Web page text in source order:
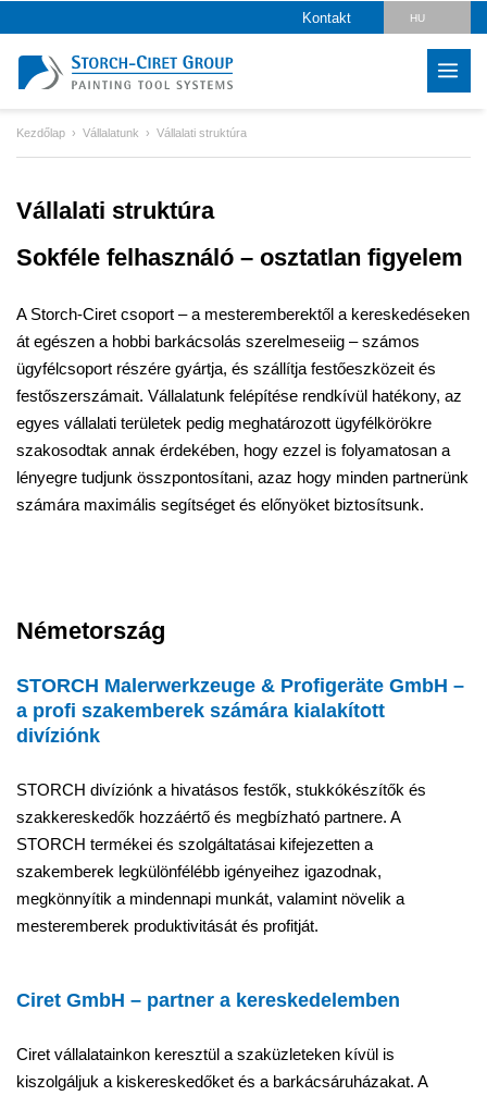
Kontakt HU
RO
ES
Kezdőlap Vállalatunk Vállalati struktúra
Vállalati struktúra
Sokféle felhasználó – osztatlan figyelem
A Storch-Ciret csoport – a mesteremberektől a kereskedéseken
át egészen a hobbi barkácsolás szerelmeseiig – számos
ügyfélcsoport részére gyártja, és szállítja festőeszközeit és
festőszerszámait. Vállalatunk felépítése rendkívül hatékony, az
egyes vállalati területek pedig meghatározott ügyfélkörökre
szakosodtak annak érdekében, hogy ezzel is folyamatosan a
lényegre tudjunk összpontosítani, azaz hogy minden partnerünk
számára maximális segítséget és előnyöket biztosítsunk.
Németország
STORCH Malerwerkzeuge & Profigeräte GmbH –
a profi szakemberek számára kialakított
divíziónk
STORCH divíziónk a hivatásos festők, stukkókészítők és
szakkereskedők hozzáértő és megbízható partnere. A
STORCH termékei és szolgáltatásai kifejezetten a
szakemberek legkülönfélébb igényeihez igazodnak,
megkönnyítik a mindennapi munkát, valamint növelik a
mesteremberek produktivitását és profitját.
Ciret GmbH – partner a kereskedelemben
Ciret vállalatainkon keresztül a szaküzleteken kívül is
kiszolgáljuk a kiskereskedőket és a barkácsáruházakat. A